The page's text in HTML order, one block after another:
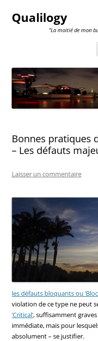
Qualilogy
"La moitié de mon
Bonnes pratiques
– Les défauts
Laisser un commentaire
les défauts bloquants ou
violation de ce type ne peut
‘Critical’, suffisamment
immédiate, mais pour
absolument – se justifier.